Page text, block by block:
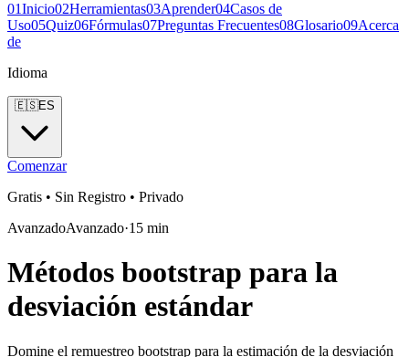
01Inicio02Herramientas03Aprender04Casos de
Uso05Quiz06Fórmulas07Preguntas Frecuentes08Glosario09Acerca
de
Idioma
🇪🇸ES
Comenzar
Gratis • Sin Registro • Privado
AvanzadoAvanzado·15 min
Métodos bootstrap para la
desviación estándar
Domine el remuestreo bootstrap para la estimación de la desviación